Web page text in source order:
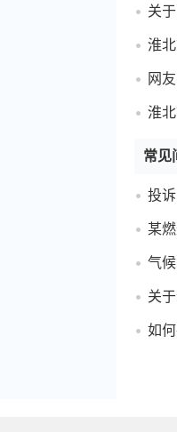
关
淮
网
淮
常见
投诉
某
气
关
如